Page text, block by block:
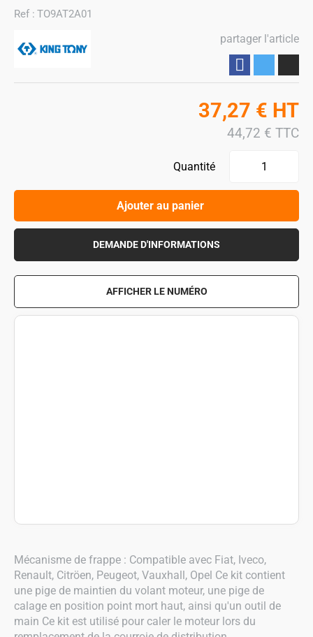
Ref : TO9AT2A01
partager l'article
Mécanisme de frappe : Compatible avec Fiat, Iveco,
Renault, Citröen, Peugeot, Vauxhall, Opel Ce kit contient
une pige de maintien du volant moteur, une pige de
calage en position point mort haut, ainsi qu'un outil de
main Ce kit est utilisé pour caler le moteur lors du
37,27 € HT
44,72 € TTC
Quantité
Ajouter au panier
DEMANDE D'INFORMATIONS
AFFICHER LE NUMÉRO